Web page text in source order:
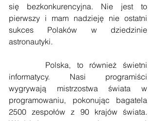
się bezkonkurencyjna. Nie jest to
pierwszy i mam nadzieję nie ostatni
sukces Polaków w dziedzinie
astronautyki.
informatycy. Nasi programiści
wygrywają mistrzostwa świata w
programowaniu, pokonując bagatela
2500 zespołów z 90 krajów świata.